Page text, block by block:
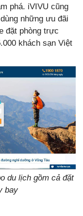
phá. iVIVU cũng
những ưu đãi
đặt phòng trực
khách sạn Việt
du lịch gồm cả đặt
bay